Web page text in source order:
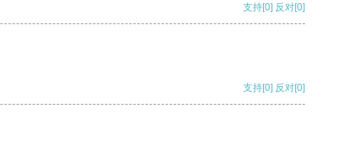
支持[0] 反对[0]
支持[0] 反对[0]